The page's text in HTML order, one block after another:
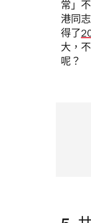
常」
港同
得了
大，
呢？